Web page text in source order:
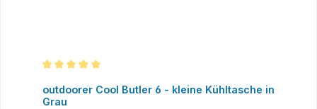
outdoorer Cool Butler 6 - kleine Kühltasche in
Grau